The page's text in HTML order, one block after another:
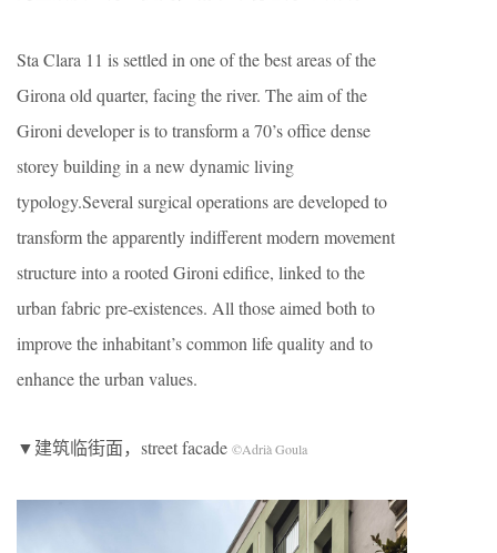
Sta Clara 11 is settled in one of the best areas of the
Girona old quarter, facing the river. The aim of the
Gironi developer is to transform a 70’s office dense
storey building in a new dynamic living
typology.Several surgical operations are developed to
transform the apparently indifferent modern movement
structure into a rooted Gironi edifice, linked to the
urban fabric pre-existences. All those aimed both to
improve the inhabitant’s common life quality and to
enhance the urban values.
▼建筑临街面，street facade ©Adrià Goula